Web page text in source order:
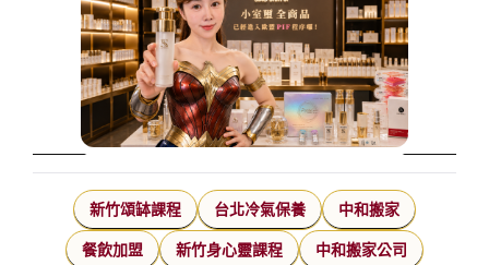
新竹頌缽課程 台北冷氣保養 中和搬家
餐飲加盟 新竹身心靈課程 中和搬家公司